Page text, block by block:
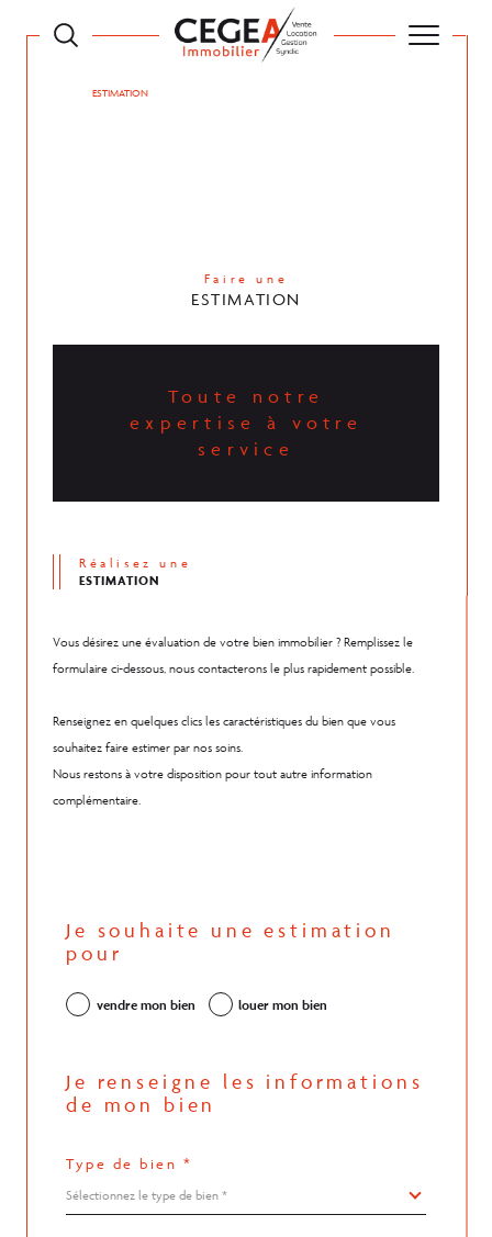
ESTIMATION
Faire une
ESTIMATION
Toute notre
expertise à votre
service
Réalisez une
ESTIMATION
Vous désirez une évaluation de votre bien immobilier ? Remplissez le
formulaire ci-dessous, nous contacterons le plus rapidement possible.
Renseignez en quelques clics les caractéristiques du bien que vous
souhaitez faire estimer par nos soins.
Nous restons à votre disposition pour tout autre information
complémentaire.
Je souhaite une estimation
pour
vendre mon bien louer mon bien
Je renseigne les informations
de mon bien
Type de bien *
Sélectionnez le type de bien *